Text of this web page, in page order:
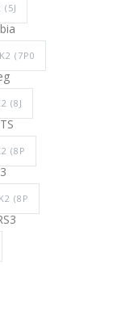
(7P0
(8J
(8P
(8P